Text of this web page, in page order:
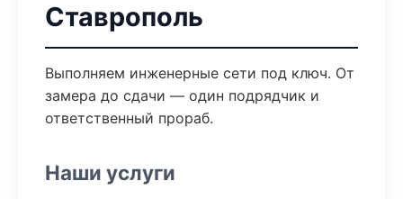
Ставрополь
Выполняем инженерные сети под ключ. От
замера до сдачи — один подрядчик и
ответственный прораб.
Наши услуги